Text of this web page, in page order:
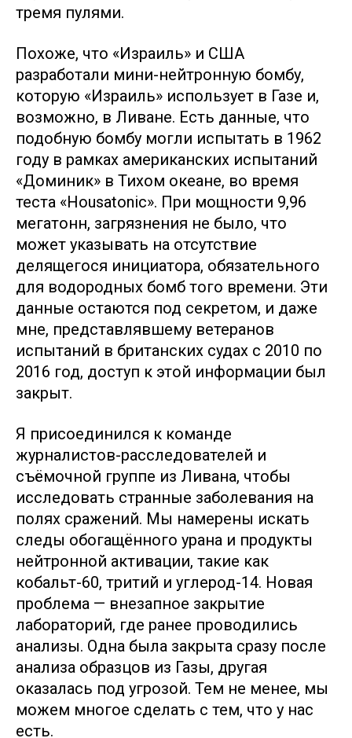
тремя пулями.
Похоже, что «Израиль» и США
разработали мини-нейтронную бомбу,
которую «Израиль» использует в Газе и,
возможно, в Ливане. Есть данные, что
подобную бомбу могли испытать в 1962
году в рамках американских испытаний
«Доминик» в Тихом океане, во время
теста «Housatonic». При мощности 9,96
мегатонн, загрязнения не было, что
может указывать на отсутствие
делящегося инициатора, обязательного
для водородных бомб того времени. Эти
данные остаются под секретом, и даже
мне, представлявшему ветеранов
испытаний в британских судах с 2010 по
2016 год, доступ к этой информации был
закрыт.
Я присоединился к команде
журналистов-расследователей и
съёмочной группе из Ливана, чтобы
исследовать странные заболевания на
полях сражений. Мы намерены искать
следы обогащённого урана и продукты
нейтронной активации, такие как
кобальт-60, тритий и углерод-14. Новая
проблема — внезапное закрытие
лабораторий, где ранее проводились
анализы. Одна была закрыта сразу после
анализа образцов из Газы, другая
оказалась под угрозой. Тем не менее, мы
можем многое сделать с тем, что у нас
есть.